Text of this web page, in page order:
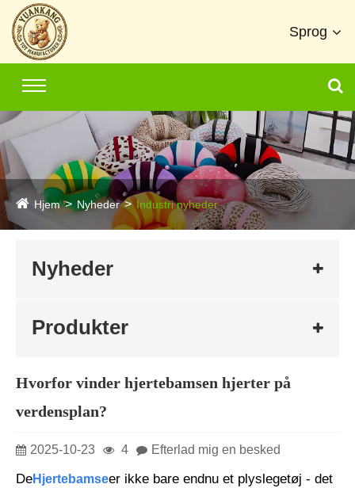
Sprog
Hjem Nyheder Industri nyheder
Nyheder
Produkter
Hvorfor vinder hjertebamsen hjerter på
verdensplan?
2025-10-23 4 Efterlad mig en besked
DeHjertebamseer ikke bare endnu et plyslegetøj - det